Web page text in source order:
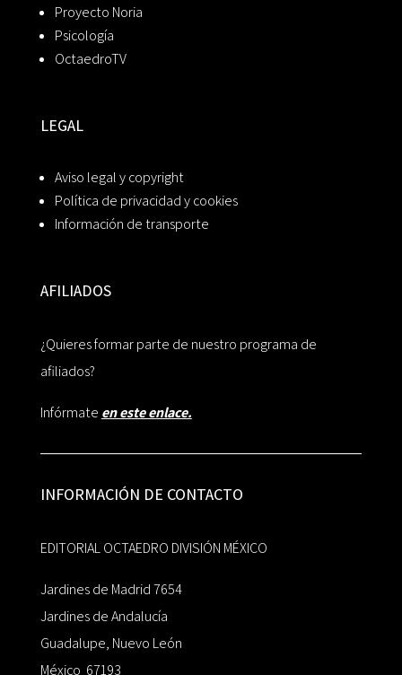
Proyecto Noria
Psicología
OctaedroTV
LEGAL
Aviso legal y copyright
Política de privacidad y cookies
Información de transporte
AFILIADOS
¿Quieres formar parte de nuestro programa de
afiliados?
Infórmate en este enlace.
INFORMACIÓN DE CONTACTO
EDITORIAL OCTAEDRO DIVISIÓN MÉXICO
Jardines de Madrid 7654
Jardines de Andalucía
Guadalupe, Nuevo León
México 67193